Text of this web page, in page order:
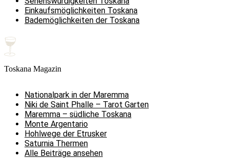
Einkaufsmöglichkeiten Toskana
Bademöglichkeiten der Toskana
Toskana Magazin
Nationalpark in der Maremma
Niki de Saint Phalle – Tarot Garten
Maremma – südliche Toskana
Monte Argentario
Hohlwege der Etrusker
Saturnia Thermen
Alle Beiträge ansehen